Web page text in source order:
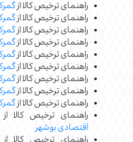
راهنمای ترخیص کالا از
راهنمای ترخیص کالا از
راهنمای ترخیص کالا از
راهنمای ترخیص کالا از
راهنمای ترخیص کالا از
راهنمای ترخیص کالا از
راهنمای ترخیص کالا از
راهنمای ترخیص کالا از
راهنمای ترخیص کالا از
راهنمای ترخیص کالا
اقتصادی بوشهر